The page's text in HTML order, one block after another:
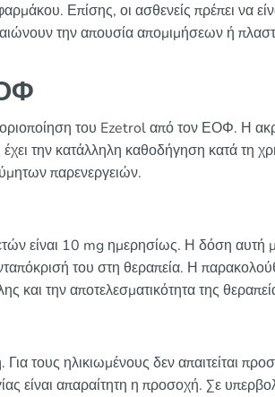
Επίσης, οι ασθενείς πρέπει να
την απουσία απομιμήσεων ή
του Ezetrol από τον ΕΟΦ. Η
την κατάλληλη καθοδήγηση κατά τη
παρενεργειών.
είναι 10 mg ημερησίως. Η δόση αυτή
του στη θεραπεία. Η
και την αποτελεσματικότητα της
τους ηλικιωμένους δεν απαιτείται
είναι απαραίτητη η προσοχή. Σε